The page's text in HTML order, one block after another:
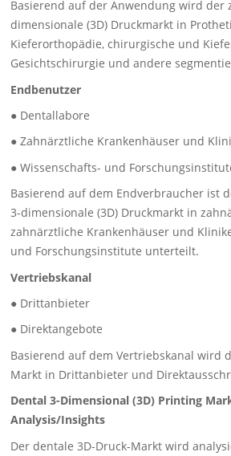
Basierend auf der Anwendung wird der
dimensionale (3D) Druckmarkt in
Kieferorthopädie, chirurgische und
Gesichtschirurgie und andere
Endbenutzer
● Dentallabore
● Zahnärztliche Krankenhäuser und
● Wissenschafts- und
Basierend auf dem Endverbraucher ist
3-dimensionale (3D) Druckmarkt in
zahnärztliche Krankenhäuser und
und Forschungsinstitute unterteilt.
Vertriebskanal
● Drittanbieter
● Direktangebote
Basierend auf dem Vertriebskanal wird
Markt in Drittanbieter und
Dental 3-Dimensional (3D) Printing
Analysis/Insights
Der dentale 3D-Druck-Markt wird